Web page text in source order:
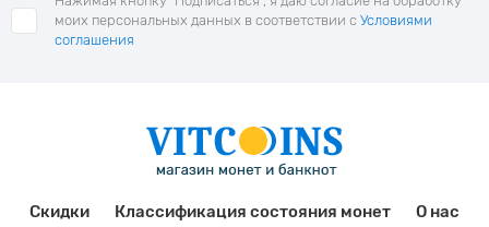
моих персональных данных в соответствии с Условиями
соглашения
Скидки Классификация состояния монет О нас